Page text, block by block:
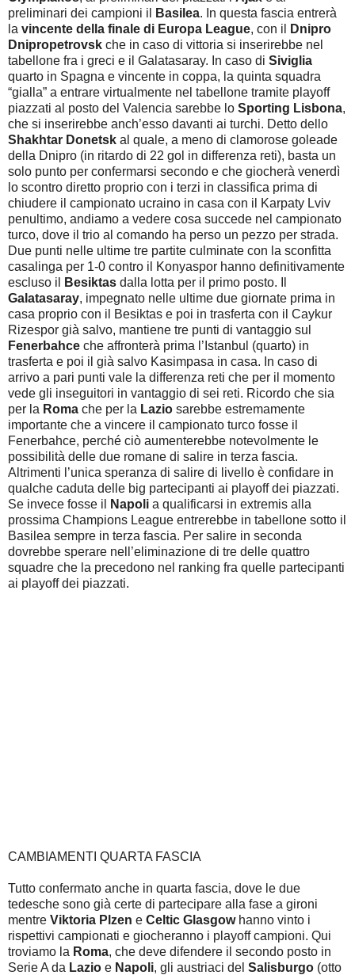
preliminari dei campioni il
Basilea. In questa fascia entrerà
la vincente della finale di Europa League, con il
Dnipro
Dnipropetrovsk che in caso di vittoria si inserirebbe nel
tabellone fra i greci e il Galatasaray. In caso di Siviglia
quarto in Spagna e vincente in coppa, la quinta squadra
“gialla” a entrare virtualmente nel tabellone tramite playoff
piazzati al posto del Valencia sarebbe lo Sporting Lisbona,
che si inserirebbe anch’esso davanti ai turchi. Detto dello
Shakhtar Donetsk al quale, a meno di clamorose goleade
della Dnipro (in ritardo di 22 gol in differenza reti), basta un
solo punto per confermarsi secondo e che giocherà venerdì
lo scontro diretto proprio con i terzi in classifica prima di
chiudere il campionato ucraino in casa con il Karpaty Lviv
penultimo, andiamo a vedere cosa succede nel campionato
turco, dove il trio al comando ha perso un pezzo per strada.
Due punti nelle ultime tre partite culminate con la sconfitta
casalinga per 1-0 contro il Konyaspor hanno definitivamente
escluso il
Besiktas dalla lotta per il primo posto. Il
Galatasaray, impegnato nelle ultime due giornate prima in
casa proprio con il Besiktas e poi in trasferta con il Caykur
Rizespor già salvo, mantiene tre punti di vantaggio sul
Fenerbahce che affronterà prima l’Istanbul (quarto) in
trasferta e poi il già salvo Kasimpasa in casa. In caso di
arrivo a pari punti vale la differenza reti che per il momento
vede gli inseguitori in vantaggio di sei reti. Ricordo che sia
per la Roma che per la Lazio sarebbe estremamente
importante che a vincere il campionato turco fosse il
Fenerbahce, perché ciò aumenterebbe notevolmente le
possibilità delle due romane di salire in terza fascia.
Altrimenti l’unica speranza di salire di livello è confidare in
qualche caduta delle big partecipanti ai playoff dei piazzati.
Se invece fosse il
Napoli a qualificarsi in extremis alla
prossima Champions League entrerebbe in tabellone sotto il
Basilea sempre in terza fascia. Per salire in seconda
dovrebbe sperare nell’eliminazione di tre delle quattro
squadre che la precedono nel ranking fra quelle partecipanti
ai playoff dei piazzati.
CAMBIAMENTI QUARTA FASCIA
Tutto confermato anche in quarta fascia, dove le due
tedesche sono già certe di partecipare alla fase a gironi
mentre Viktoria Plzen e Celtic Glasgowhanno vinto i
rispettivi campionati e giocheranno i playoff campioni. Qui
troviamo la Roma, che deve difendere il secondo posto in
Serie A da Lazio e Napoli, gli austriaci del Salisburgo (otto